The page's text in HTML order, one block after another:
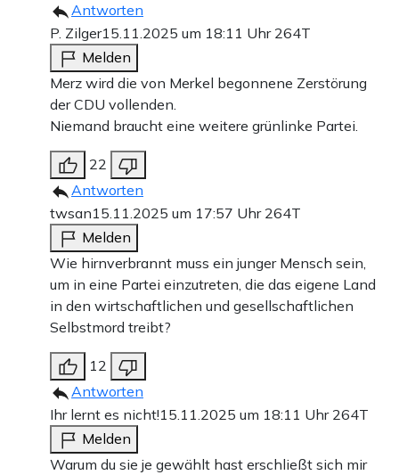
Antworten
P. Zilger15.11.2025 um 18:11 Uhr 264T
Melden
Merz wird die von Merkel begonnene Zerstörung
der CDU vollenden.
Niemand braucht eine weitere grünlinke Partei.
22
Antworten
twsan15.11.2025 um 17:57 Uhr 264T
Melden
Wie hirnverbrannt muss ein junger Mensch sein,
um in eine Partei einzutreten, die das eigene Land
in den wirtschaftlichen und gesellschaftlichen
Selbstmord treibt?
12
Antworten
Ihr lernt es nicht!15.11.2025 um 18:11 Uhr 264T
Melden
Warum du sie je gewählt hast erschließt sich mir